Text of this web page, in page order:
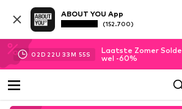
ABOUT YOU App
(152.700)
02D 22U 33M 54S
Laatste Zomer
wel -60%